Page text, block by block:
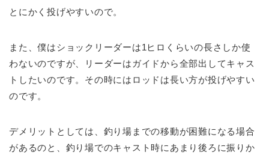
とにかく投げやすいので。
また、僕はショックリーダーは1ヒロくらいの長さしか使
わないのですが、リーダーはガイドから全部出してキャス
トしたいのです。その時にはロッドは長い方が投げやすい
のです。
デメリットとしては、釣り場までの移動が困難になる場合
があるのと、釣り場でのキャスト時にあまり後ろに振りか